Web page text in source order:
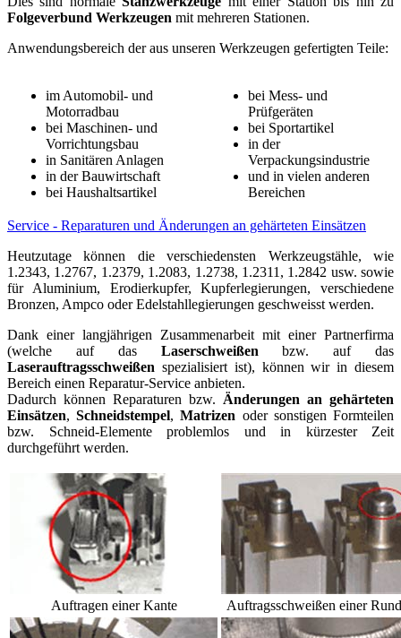
Folgeverbund Werkzeugen mit mehreren Stationen.
Anwendungsbereich der aus unseren Werkzeugen gefertigten Teile:
im Automobil- und
Motorradbau
bei Maschinen- und
Vorrichtungsbau
in Sanitären Anlagen
in der Bauwirtschaft
bei Haushaltsartikel
bei Mess- und
Prüfgeräten
bei Sportartikel
in der
Verpackungsindustrie
und in vielen anderen
Bereichen
Service - Reparaturen und Änderungen an gehärteten Einsätzen
Heutzutage können die verschiedensten Werkzeugstähle, wie
1.2343, 1.2767, 1.2379, 1.2083, 1.2738, 1.2311, 1.2842 usw. sowie
für Aluminium, Erodierkupfer, Kupferlegierungen, verschiedene
Bronzen, Ampco oder Edelstahllegierungen geschweisst werden.
Dank einer langjährigen Zusammenarbeit mit einer Partnerfirma
(welche auf das Laserschweißen bzw. auf das
Laserauftragsschweißen spezialisiert ist), können wir in diesem
Bereich einen Reparatur-Service anbieten.
Dadurch können Reparaturen bzw. Änderungen an gehärteten
Einsätzen,Schneidstempel,Matrizen oder sonstigen Formteilen
bzw. Schneid-Elemente problemlos und in kürzester Zeit
durchgeführt werden.
Auftragen einer Kante Auftragsschweißen einer